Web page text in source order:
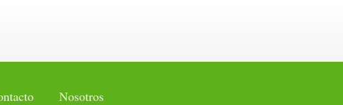
Nosotros